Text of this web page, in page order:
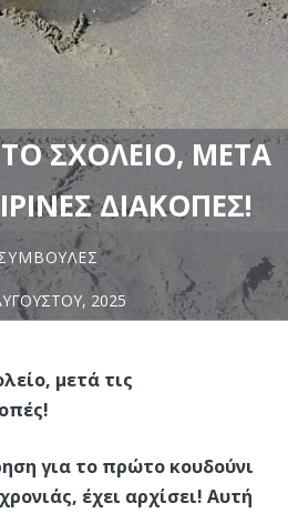
ΣΧΟΛΕΊΟ, ΜΕΤΆ
ΔΙΑΚΟΠΈΣ!
2025
μετά τις
για το πρώτο κουδούνι
έχει αρχίσει! Αυτή